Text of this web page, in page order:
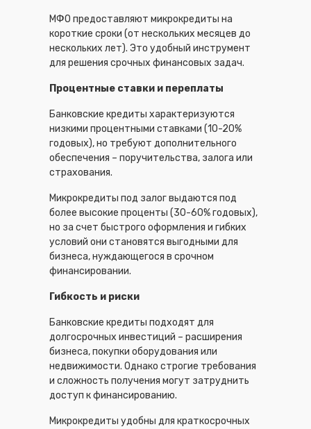
МФО предоставляют микрокредиты на
короткие сроки (от нескольких месяцев до
нескольких лет). Это удобный инструмент
для решения срочных финансовых задач.
Процентные ставки и переплаты
Банковские кредиты характеризуются
низкими процентными ставками (10-20%
годовых), но требуют дополнительного
обеспечения – поручительства, залога или
страхования.
Микрокредиты под залог выдаются под
более высокие проценты (30-60% годовых),
но за счет быстрого оформления и гибких
условий они становятся выгодными для
бизнеса, нуждающегося в срочном
финансировании.
Гибкость и риски
Банковские кредиты подходят для
долгосрочных инвестиций – расширения
бизнеса, покупки оборудования или
недвижимости. Однако строгие требования
и сложность получения могут затруднить
доступ к финансированию.
Микрокредиты удобны для краткосрочных